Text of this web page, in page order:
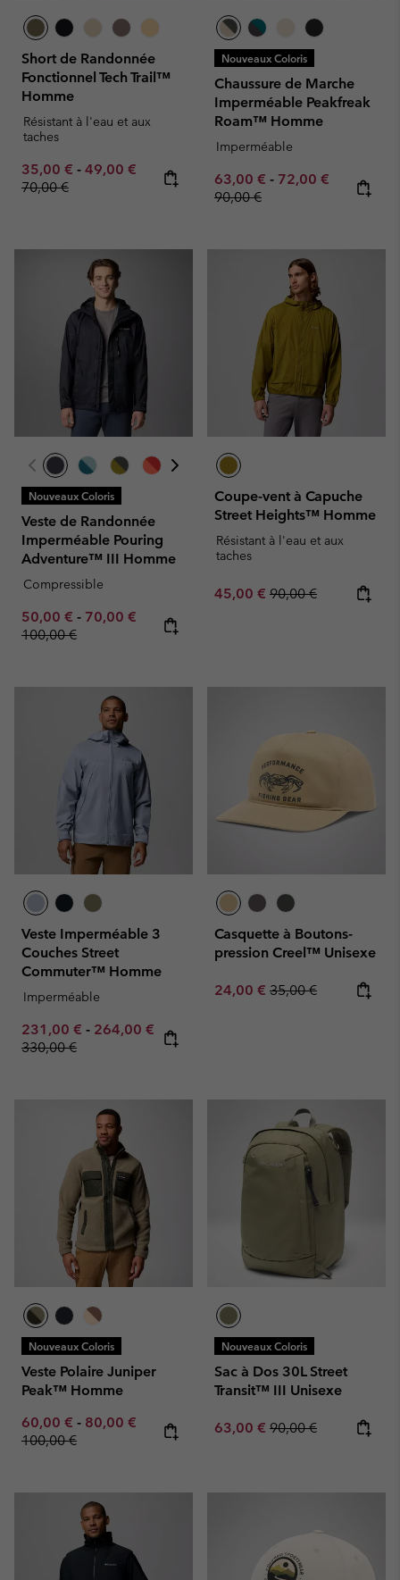
Short de Randonnée
Fonctionnel Tech Trail™
Homme
Résistant à l'eau et aux
taches
Minimum sale price:
35,00 € - Maximum sale price:
49,00 € Regular price:
70,00 €
Nouveaux Coloris
Chaussure de Marche
Imperméable Peakfreak
Roam™ Homme
Imperméable
Minimum sale price:
63,00 € - Maximum sale
72,00 € Regular
90,00 €
Nouveaux Coloris
Veste de Randonnée
Imperméable Pouring
Adventure™ III Homme
Compressible
Minimum sale price:
50,00 € - Maximum sale price:
70,00 € Regular price:
100,00 €
Coupe-vent à Capuche
Street Heights™ Homme
Résistant à l'eau et aux
taches
Sale price:
45,00 € Regular price:
90,00 €
Veste Imperméable 3
Couches Street
Commuter™ Homme
Imperméable
Minimum sale price:
231,00 € - Maximum sale price:
264,00 €
Regular price:
330,00 €
Casquette à Boutons-
pression Creel™ Unisexe
Sale price:
24,00 € Regular price:
35,00 €
Nouveaux Coloris
Veste Polaire Juniper
Peak™ Homme
Minimum sale price:
60,00 € - Maximum sale price:
80,00 € Regular price:
100,00 €
Nouveaux Coloris
Sac à Dos 30L Street
Transit™ III Unisexe
Sale price:
63,00 € Regular price:
90,00 €